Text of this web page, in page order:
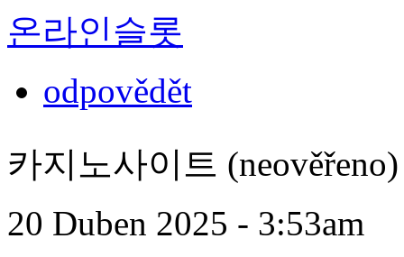
온라인슬롯
odpovědět
카지노사이트 (neověřeno)
20 Duben 2025 - 3:53am